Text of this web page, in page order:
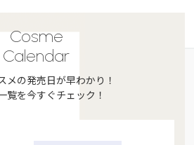
Cosme
Calendar
メの発売日が早わかり！
覧を今すぐチェック！